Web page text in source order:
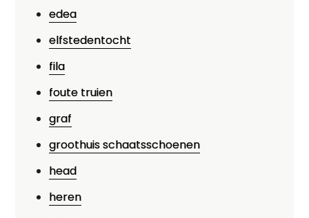
edea
elfstedentocht
fila
foute truien
graf
groothuis schaatsschoenen
head
heren